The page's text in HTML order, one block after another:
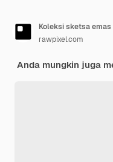
rawpixel.com
Anda mungkin juga